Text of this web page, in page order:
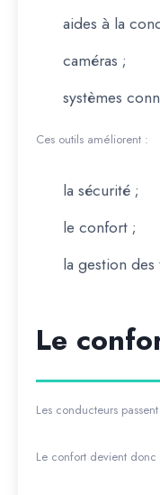
aides à la
caméras ;
systèmes
Ces outils améliorent :
la sécurité ;
le confort ;
la gestion des
Le
Les conducteurs
Le confort devient